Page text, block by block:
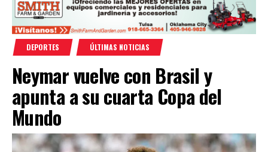
DEPORTES ÚLTIMAS NOTICIAS
Neymar vuelve con Brasil y
apunta a su cuarta Copa del
Mundo